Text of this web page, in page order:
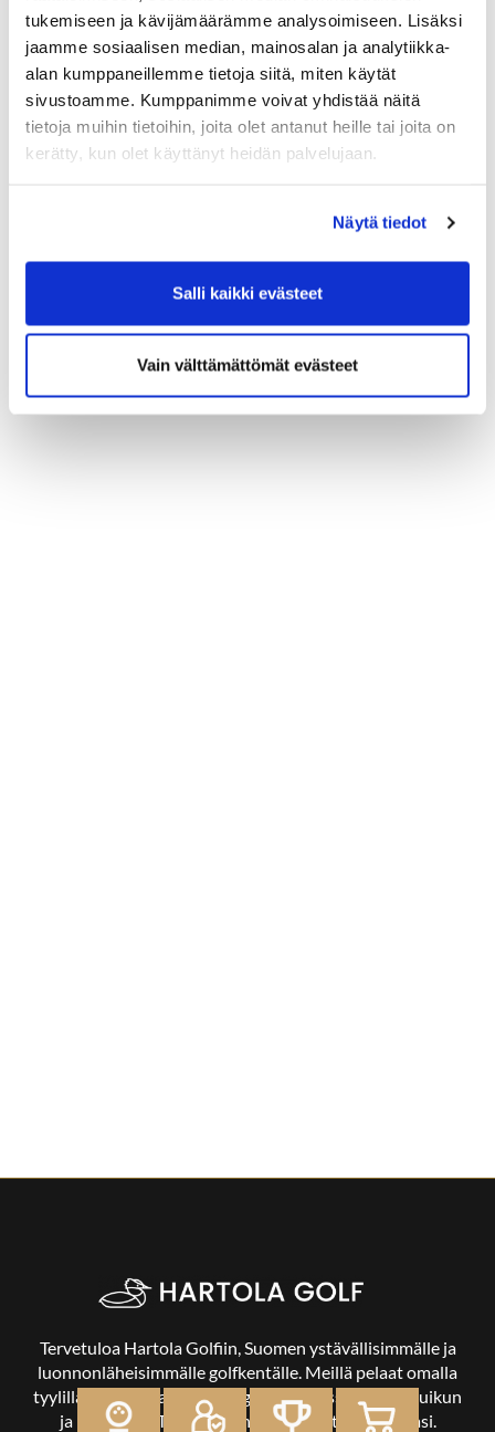
tukemiseen ja kävijämäärämme analysoimiseen. Lisäksi
jaamme sosiaalisen median, mainosalan ja analytiikka-
alan kumppaneillemme tietoja siitä, miten käytät
sivustoamme. Kumppanimme voivat yhdistää näitä
tietoja muihin tietoihin, joita olet antanut heille tai joita on
kerätty, kun olet käyttänyt heidän palvelujaan.
Näytä tiedot
Salli kaikki evästeet
Vain välttämättömät evästeet
Klubin alaterassin laatoituksen korjaukset aloitetaan
vanhojen laattojen poistolla tällä viikolla.
Terveisin
Ville, kenttämestari
Tervetuloa Hartola Golfiin, Suomen ystävällisimmälle ja
luonnonläheisimmälle golfkentälle. Meillä pelaat omalla
tyylilläsi ja tasollasi – ja bongaat halutessasi vaikka uikun
ja kuikankin. Tärkeintä on, että nautit vierailustasi.